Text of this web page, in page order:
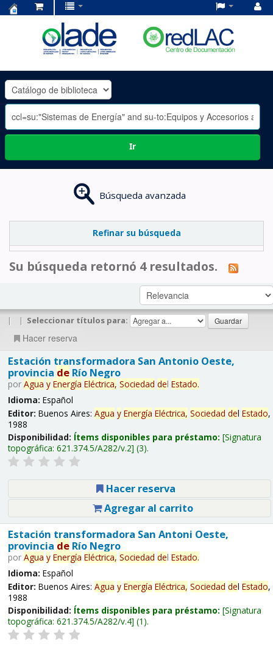
OLADE
-
Ir
Búsqueda avanzada
Refinar su búsqueda
Su búsqueda retornó 4 resultados.
| | Seleccionar títulos para:
Hacer reserva
Estación transformadora San Antonio Oeste,
provincia deRío Negro
por Agua y Energía Eléctrica, Sociedad del Estado.
Idioma: Español
Editor: Buenos Aires: Agua y Energía Eléctrica, Sociedad del Estado,
1988
Disponibilidad: Ítems disponibles para préstamo: Signatura
topográfica: 621.374.5/A282/v.2 (3).
Hacer reserva
Agregar al carrito
Estación transformadora San Antoni Oeste,
provincia deRío Negro
por Agua y Energía Eléctrica, Sociedad del Estado.
Idioma: Español
Editor: Buenos Aires: Agua y Energía Eléctrica, Sociedad del Estado,
1988
Disponibilidad: Ítems disponibles para préstamo: Signatura
topográfica: 621.374.5/A282/v.4 (1).